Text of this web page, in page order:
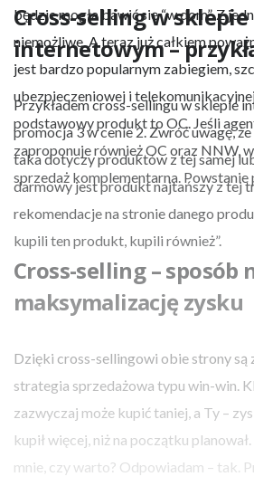
będzie mogła bawić się “w dom”. Z
niemożliwe. A teraz już całkiem
jest bardzo popularnym zabiegiem,
ubezpieczeniowej i
podstawowy produkt to OC. Jeśli
zaproponuje również OC oraz NNW,
sprzedaż komplementarna. Powstanie
Cross-selling w sklepie
internetowym –
Przykładem cross-sellingu w sklepie
promocja 3 w cenie 2. Zwróć uwagę,
taka dotyczy produktów z tej samej
darmowy jest produkt najtańszy z tej
rekomendacje na stronie danego
kupili ten produkt, kupili również”.
Cross-selling – sposób
maksymalizację zysku
Dzięki cross-sellingowi obie strony są
strategia sprzedażowa typu win-win.
zazwyczaj może kupić taniej, a Ty –
kupił więcej, niż na początku
mnie, czy warto? Odpowiadam – tak.